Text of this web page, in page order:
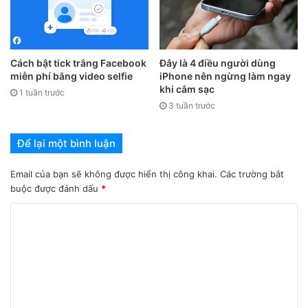
Cách bật tick trắng Facebook
miễn phí bằng video selfie
1 tuần trước
Đây là 4 điều người dùng
iPhone nên ngừng làm ngay
khi cắm sạc
3 tuần trước
Để lại một bình luận
Email của bạn sẽ không được hiển thị công khai. Các trường bắt
buộc được đánh dấu *